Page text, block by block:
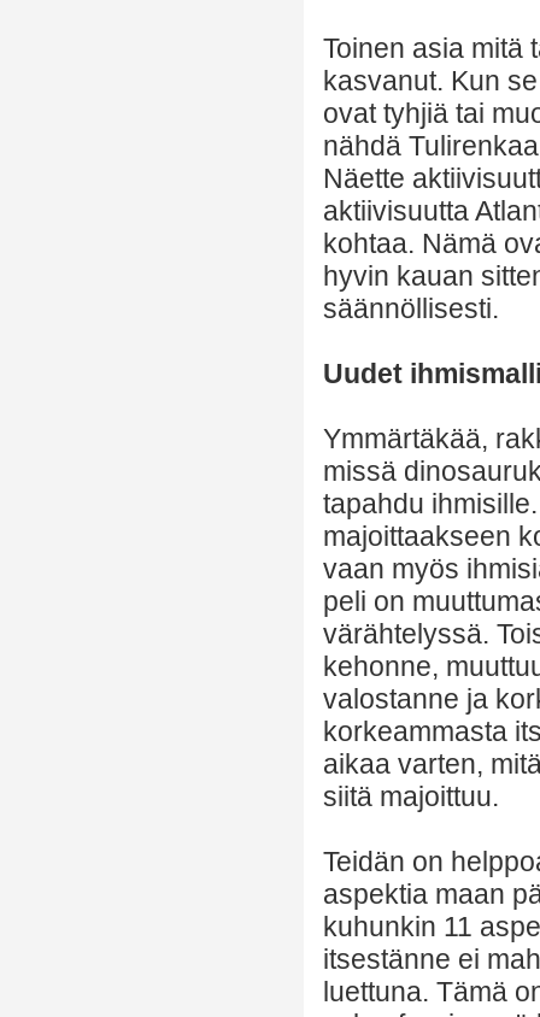
Toinen asia mitä
kasvanut. Kun
ovat tyhjiä tai
nähdä
Näette
aktiivisuutta
kohtaa. Nämä
hyvin kauan
säännöllisesti.
Uudet
Ymmärtäkää,
missä
tapahdu
majoittaakseen
vaan myös
peli on
värähtelyssä.
kehonne,
valostanne ja
korkeammasta
aikaa varten,
siitä majoittuu.
Teidän on
aspektia maan
kuhunkin 11
itsestänne ei
luettuna. Tämä